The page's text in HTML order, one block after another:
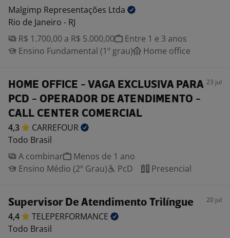
Malgimp Representações Ltda
Rio de Janeiro - RJ
R$ 1.700,00 a R$ 5.000,00
Entre 1 e 3 anos
Ensino Fundamental (1º grau)
Home office
HOME OFFICE - VAGA EXCLUSIVA PARA
PCD - OPERADOR DE ATENDIMENTO -
CALL CENTER COMERCIAL
23 jul
4,3
CARREFOUR
Todo Brasil
A combinar
Menos de 1 ano
Ensino Médio (2º Grau)
PcD Presencial
Supervisor De Atendimento Trilíngue 20 jul
4,4
TELEPERFORMANCE
Todo Brasil